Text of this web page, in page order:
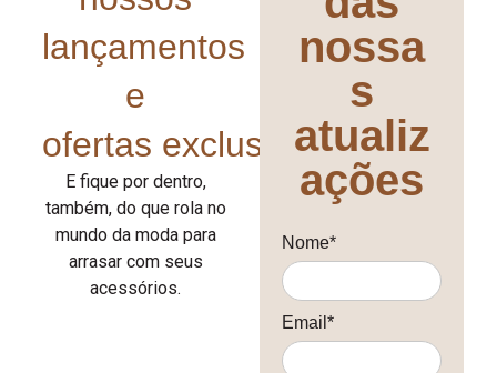
lançamentos
e
ofertas exclusivas!
E fique por dentro,
também, do que rola no
mundo da moda para
arrasar com seus
acessórios.
nossa
s
atualiz
ações
Nome*
Email*